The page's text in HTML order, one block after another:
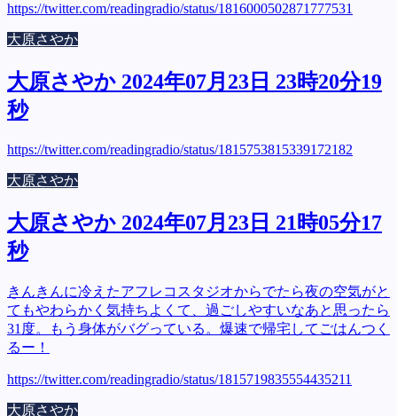
https://twitter.com/readingradio/status/1816000502871777531
大原さやか
大原さやか 2024年07月23日 23時20分19
秒
https://twitter.com/readingradio/status/1815753815339172182
大原さやか
大原さやか 2024年07月23日 21時05分17
秒
きんきんに冷えたアフレコスタジオからでたら夜の空気がと
てもやわらかく気持ちよくて、過ごしやすいなあと思ったら
31度。もう身体がバグっている。爆速で帰宅してごはんつく
るー！
https://twitter.com/readingradio/status/1815719835554435211
大原さやか